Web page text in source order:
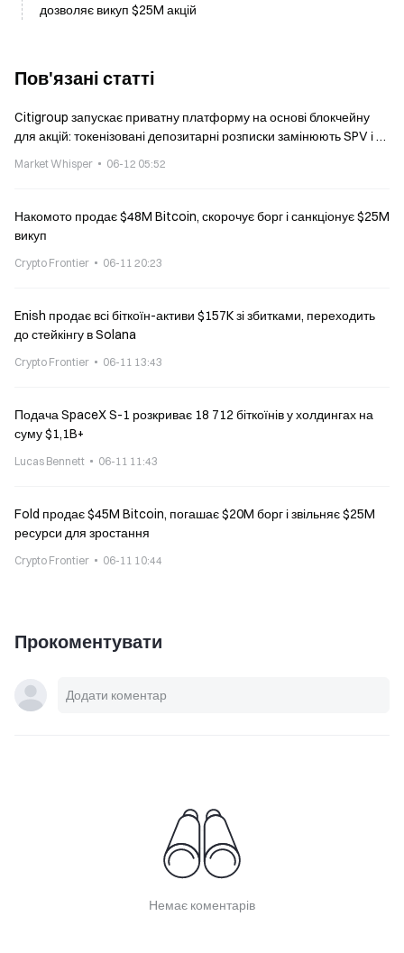
дозволяє викуп $25M акцій
Пов'язані статті
Citigroup запускає приватну платформу на основі блокчейну
для акцій: токенізовані депозитарні розписки замінюють SPV і є
Market Whisper 06-12 05:52
Накомото продає $48M Bitcoin, скорочує борг і санкціонує $25M
викуп
Crypto Frontier 06-11 20:23
Enish продає всі біткоїн-активи $157K зі збитками, переходить
до стейкінгу в Solana
Crypto Frontier 06-11 13:43
Подача SpaceX S-1 розкриває 18 712 біткоїнів у холдингах на
суму $1,1B+
Lucas Bennett 06-11 11:43
Fold продає $45M Bitcoin, погашає $20M борг і звільняє $25M
ресурси для зростання
Crypto Frontier 06-11 10:44
Прокоментувати
Немає коментарів